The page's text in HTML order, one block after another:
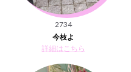
2734
今枝よ
詳細はこちら